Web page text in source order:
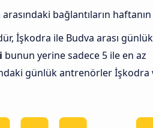
bağlantıların
İşkodra ile Budva arası
bunun yerine sadece 5 ile en az
günlük antrenörler İşkodra